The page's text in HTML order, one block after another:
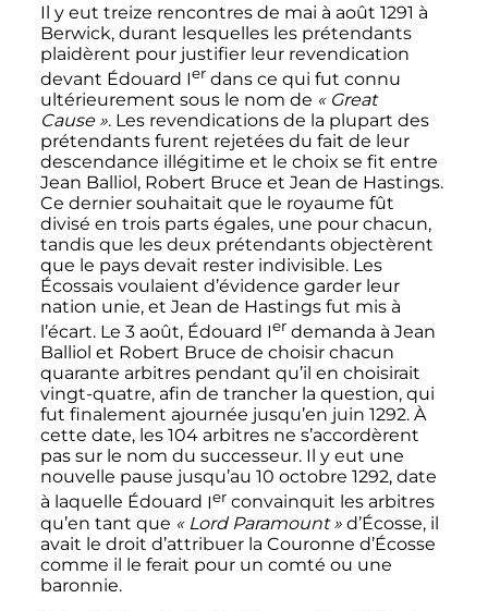
Il y eut treize rencontres de mai à août 1291 à
Berwick, durant lesquelles les prétendants
plaidèrent pour justifier leur revendication
devant Édouard Ierdans ce qui fut connu
ultérieurement sous le nom de « Great
Cause ». Les revendications de la plupart des
prétendants furent rejetées du fait de leur
descendance illégitime et le choix se fit entre
Jean Balliol, Robert Bruce et Jean de Hastings.
Ce dernier souhaitait que le royaume fût
divisé en trois parts égales, une pour chacun,
tandis que les deux prétendants objectèrent
que le pays devait rester indivisible. Les
Écossais voulaient d’évidence garder leur
nation unie, et Jean de Hastings fut mis à
l’écart. Le 3 août, Édouard Ier demanda à Jean
Balliol et Robert Bruce de choisir chacun
quarante arbitres pendant qu’il en choisirait
vingt-quatre, afin de trancher la question, qui
fut finalement ajournée jusqu’en juin 1292. À
cette date, les 104 arbitres ne s’accordèrent
pas sur le nom du successeur. Il y eut une
nouvelle pause jusqu’au 10 octobre 1292, date
à laquelle Édouard Ierconvainquit les arbitres
qu’en tant que « Lord Paramount »d’Écosse, il
avait le droit d’attribuer la Couronne d’Écosse
comme il le ferait pour un comté ou une
baronnie.